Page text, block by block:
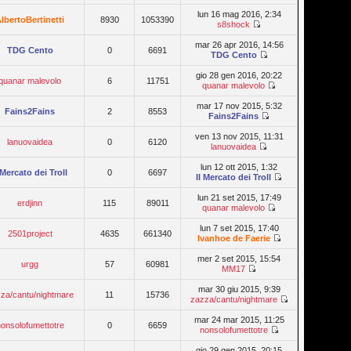
8930 1053390
lun 16 mag 2016, 2:34
s8shock
TDG Cento 0 6691
mar 26 apr 2016, 14:56
TDG Cento
malevolo 6 11751
gio 28 gen 2016, 20:22
quanar malevolo
Fains2Fains 2 8553
mar 17 nov 2015, 5:32
Fains2Fains
lanuovaidea 0 6120
ven 13 nov 2015, 11:31
lanuovaidea
dei Troll 0 6697
lun 12 ott 2015, 1:32
Il Mercato dei Troll
erdjinn 115 89011
lun 21 set 2015, 17:49
quanar malevolo
2501project 4635 661340
lun 7 set 2015, 17:40
Ivanhoe de Faerie
urgg 57 60981
mer 2 set 2015, 15:54
MM17
cantu/nightmare 11 15736
mar 30 giu 2015, 9:39
zazza/cantu/nightmare
0 6659
mar 24 mar 2015, 11:25
nonsolofumettotre